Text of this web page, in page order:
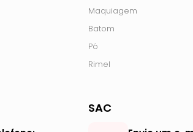
Maquiagem
Batom
Pó
Rimel
SAC